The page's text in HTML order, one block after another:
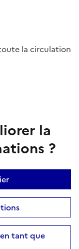
la circulation
la
?
tant que